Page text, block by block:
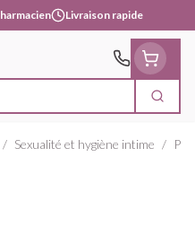
Livraison rapide
/ Sexualité et hygiène intime /